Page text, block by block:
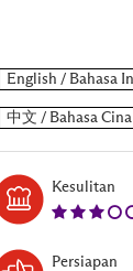
Kesulitan
Persiapan